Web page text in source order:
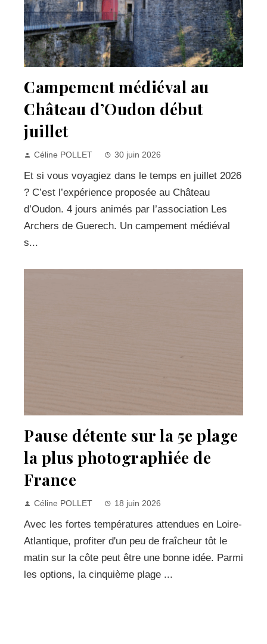
Campement médiéval au
Château d’Oudon début
juillet
Céline POLLET 30 juin 2026
Et si vous voyagiez dans le temps en juillet 2026
? C’est l’expérience proposée au Château
d’Oudon. 4 jours animés par l’association Les
Archers de Guerech. Un campement médiéval
s...
Pause détente sur la 5e plage
la plus photographiée de
France
Céline POLLET 18 juin 2026
Avec les fortes températures attendues en Loire-
Atlantique, profiter d'un peu de fraîcheur tôt le
matin sur la côte peut être une bonne idée. Parmi
les options, la cinquième plage ...